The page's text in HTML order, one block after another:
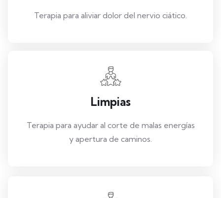
Terapia para aliviar dolor del nervio ciático.
Limpias
Terapia para ayudar al corte de malas energías
y apertura de caminos.